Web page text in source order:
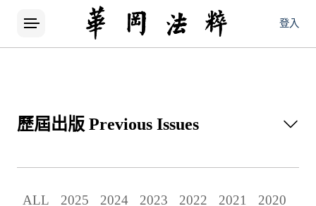
登入
歷屆出版 Previous Issues
ALL 2025 2024 2023 2022 2021 2020